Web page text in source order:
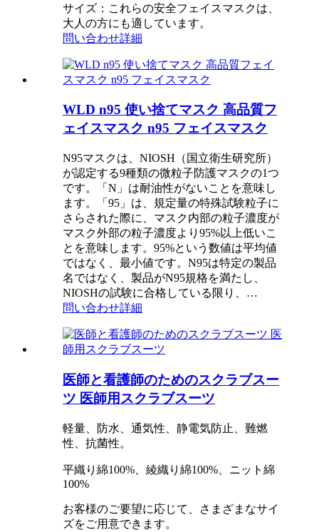
サイズ：これらの安全フェイスマスクは、
大人の方にも適しています。
問い合わせ詳細
WLD n95 使い捨てマスク 高品質フ
ェイスマスク n95 フェイスマスク
N95マスクは、NIOSH（国立衛生研究所）
が認定する9種類の微粒子防護マスクの1つ
です。「N」は耐油性がないことを意味し
ます。「95」は、規定量の特殊試験粒子に
さらされた際に、マスク内部の粒子濃度が
マスク外部の粒子濃度より95%以上低いこ
とを意味します。95%という数値は平均値
ではなく、最小値です。N95は特定の製品
名ではなく、製品がN95規格を満たし、
NIOSHの試験に合格している限り、…
問い合わせ詳細
医師と看護師のためのスクラブスー
ツ 医師用スクラブスーツ
軽量、防水、通気性、静電気防止、難燃
性、抗菌性。
平織り綿100%、綾織り綿100%、ニット綿
100%
お客様のご要望に応じて、さまざまなサイ
ズをご用意できます。